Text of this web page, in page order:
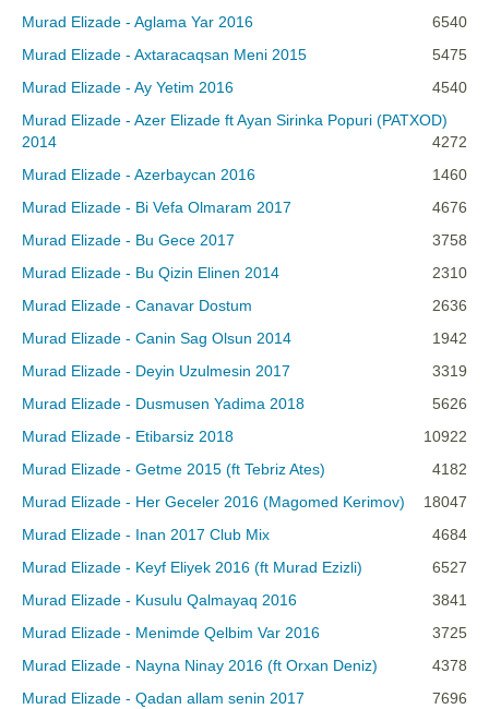
Murad Elizade - Aglama Yar 2016
6540
Murad Elizade - Axtaracaqsan Meni 2015
5475
Murad Elizade - Ay Yetim 2016
4540
Murad Elizade - Azer Elizade ft Ayan Sirinka Popuri (PATXOD)
2014
4272
Murad Elizade - Azerbaycan 2016
1460
Murad Elizade - Bi Vefa Olmaram 2017
4676
Murad Elizade - Bu Gece 2017
3758
Murad Elizade - Bu Qizin Elinen 2014
2310
Murad Elizade - Canavar Dostum
2636
Murad Elizade - Canin Sag Olsun 2014
1942
Murad Elizade - Deyin Uzulmesin 2017
3319
Murad Elizade - Dusmusen Yadima 2018
5626
Murad Elizade - Etibarsiz 2018
10922
Murad Elizade - Getme 2015 (ft Tebriz Ates)
4182
Murad Elizade - Her Geceler 2016 (Magomed Kerimov)
18047
Murad Elizade - Inan 2017 Club Mix
4684
Murad Elizade - Keyf Eliyek 2016 (ft Murad Ezizli)
6527
Murad Elizade - Kusulu Qalmayaq 2016
3841
Murad Elizade - Menimde Qelbim Var 2016
3725
Murad Elizade - Nayna Ninay 2016 (ft Orxan Deniz)
4378
Murad Elizade - Qadan allam senin 2017
7696